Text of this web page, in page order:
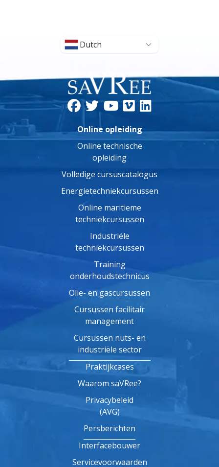
Dutch
Online opleiding
Online technische
opleiding
Volledige cursuscatalogus
Energietechniekcursussen
Online maritieme
techniekcursussen
Industriële
techniekcursussen
Training
onderhoudstechnicus
Olie- en gascursussen
Cursussen facilitair
management
Cursussen nuts- en
industriële sector
Praktijkcases
Waarom saVRee?
Privacybeleid
(AVG)
Persberichten
Interfacebouwer
Servicevoorwaarden